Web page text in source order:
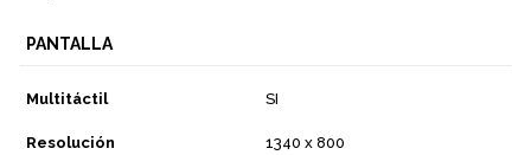
PANTALLA
Multitáctil SI
Resolución 1340 x 800